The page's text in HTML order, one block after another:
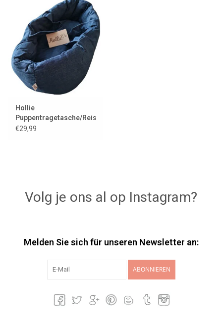
Hollie
Puppentragetasche/Reisewiege
aus coolem Denim mit
€29,99
Volg je ons al op Instagram?
Melden Sie sich für unseren Newsletter an:
ABONNIEREN